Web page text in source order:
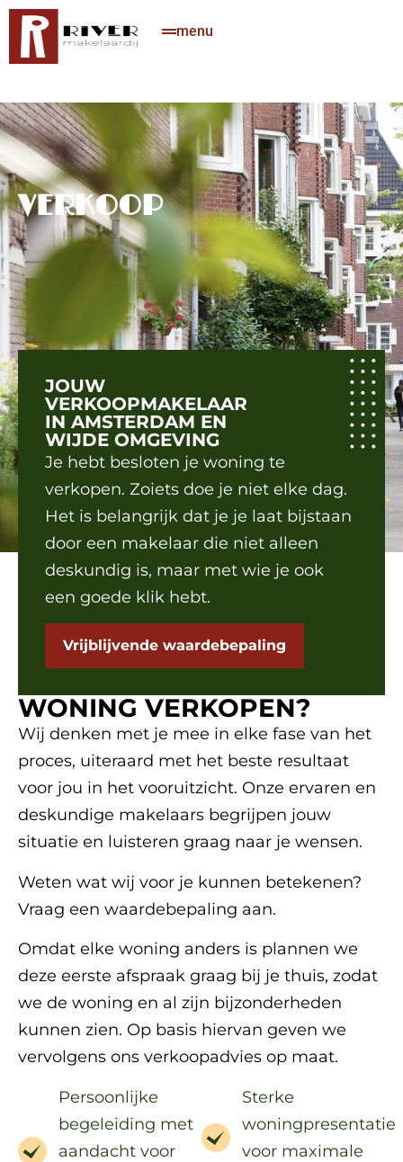
menu
VERKOOP
JOUW
VERKOOPMAKELAAR
IN AMSTERDAM EN
WIJDE OMGEVING
Je hebt besloten je woning te
verkopen. Zoiets doe je niet elke dag.
Het is belangrijk dat je je laat bijstaan
door een makelaar die niet alleen
deskundig is, maar met wie je ook
een goede klik hebt.
Vrijblijvende waardebepaling
WONING VERKOPEN?
Wij denken met je mee in elke fase van het
proces, uiteraard met het beste resultaat
voor jou in het vooruitzicht. Onze ervaren en
deskundige makelaars begrijpen jouw
situatie en luisteren graag naar je wensen.
Weten wat wij voor je kunnen betekenen?
Vraag een waardebepaling aan.
Omdat elke woning anders is plannen we
deze eerste afspraak graag bij je thuis, zodat
we de woning en al zijn bijzonderheden
kunnen zien. Op basis hiervan geven we
vervolgens ons verkoopadvies op maat.
Persoonlijke
begeleiding met
aandacht voor
Sterke
woningpresentatie
voor maximale